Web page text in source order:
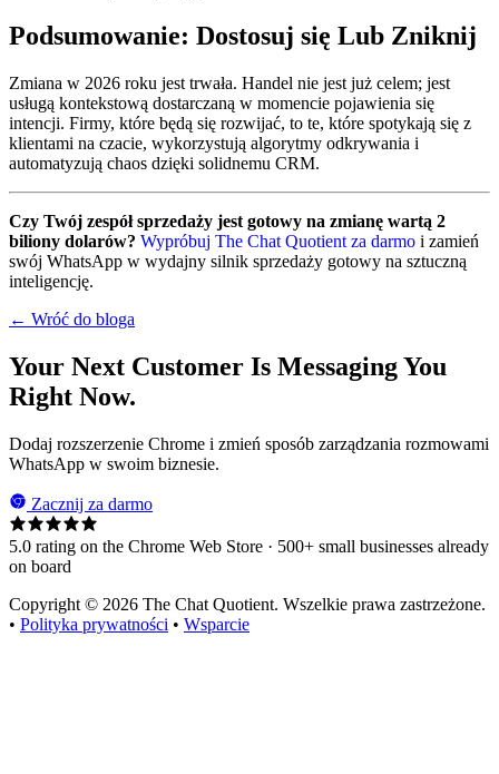
Podsumowanie: Dostosuj się Lub Zniknij
Zmiana w 2026 roku jest trwała. Handel nie jest już celem; jest
usługą kontekstową dostarczaną w momencie pojawienia się
intencji. Firmy, które będą się rozwijać, to te, które spotykają się z
klientami na czacie, wykorzystują algorytmy odkrywania i
automatyzują chaos dzięki solidnemu CRM.
Czy Twój zespół sprzedaży jest gotowy na zmianę wartą 2
biliony dolarów? Wypróbuj The Chat Quotient za darmo i zamień
swój WhatsApp w wydajny silnik sprzedaży gotowy na sztuczną
inteligencję.
← Wróć do bloga
Your Next Customer Is Messaging You
Right Now.
Dodaj rozszerzenie Chrome i zmień sposób zarządzania rozmowami
WhatsApp w swoim biznesie.
Zacznij za darmo
5.0 rating on the Chrome Web Store · 500+ small businesses already
on board
Copyright © 2026 The Chat Quotient. Wszelkie prawa zastrzeżone.
• Polityka prywatności • Wsparcie